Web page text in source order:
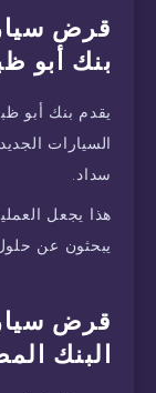
قرض
بنك أبو
يقدم بنك أبو
السيارات
سداد.
هذا يجعل
يبحثون عن
قرض
البنك